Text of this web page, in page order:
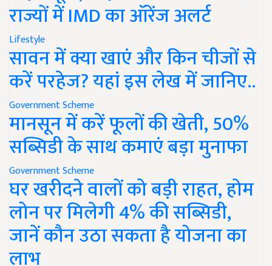
राज्यों में IMD का ऑरेंज अलर्ट
Lifestyle
सावन में क्या खाएं और किन चीजों से
करें परहेज? यहां इस लेख में जानिए..
Government Scheme
मानसून में करें फूलों की खेती, 50%
सब्सिडी के साथ कमाएं बड़ा मुनाफा
Government Scheme
घर खरीदने वालों को बड़ी राहत, होम
लोन पर मिलेगी 4% की सब्सिडी,
जानें कौन उठा सकता है योजना का
लाभ